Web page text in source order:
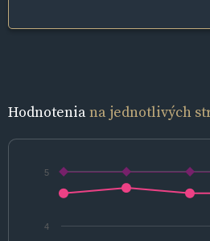
Hodnoteniana jednotlivých
4
5